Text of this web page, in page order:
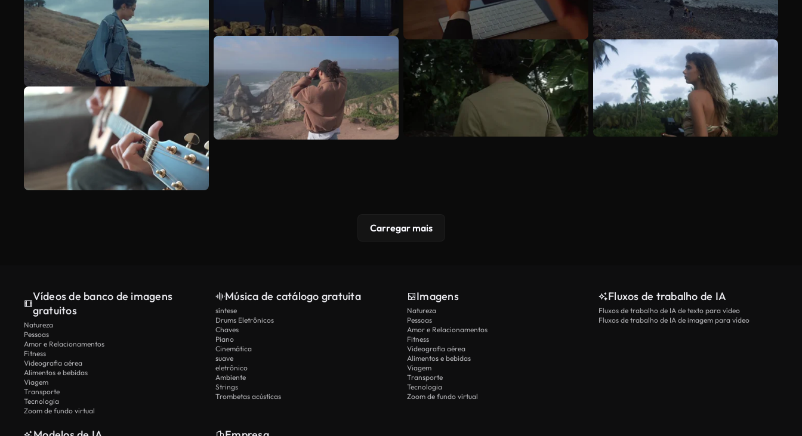
Carregar mais
Vídeos de banco de imagens
gratuitos
Natureza
Pessoas
Amor e Relacionamentos
Fitness
Videografia aérea
Alimentos e bebidas
Viagem
Transporte
Tecnologia
Zoom de fundo virtual
Música de catálogo gratuita
síntese
Drums Eletrônicos
Chaves
Piano
Cinemática
suave
eletrônico
Ambiente
Strings
Trombetas acústicas
Imagens
Natureza
Pessoas
Amor e Relacionamentos
Fitness
Videografia aérea
Alimentos e bebidas
Viagem
Transporte
Tecnologia
Zoom de fundo virtual
Fluxos de trabalho de IA
Fluxos de trabalho de IA de texto para vídeo
Fluxos de trabalho de IA de imagem para vídeo